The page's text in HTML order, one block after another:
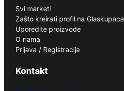
Svi marketi
Zašto kreirati profil na Glaskupaca
Uporedite proizvode
O nama
Prijava / Registracija
Kontakt